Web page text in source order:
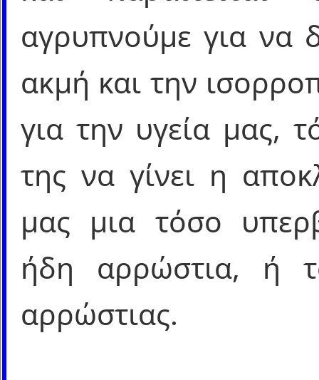
αγρυπνούμε για να
ακμή και την
για την υγεία μας,
της να γίνει η
μας μια τόσο
ήδη αρρώστια, ή
αρρώστιας.